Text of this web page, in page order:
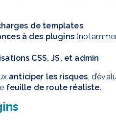
de templates
à des plugins
CSS, JS, et admin
anticiper les risques ,
feuille de route réaliste.